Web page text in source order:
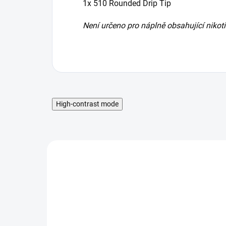
1x 510 Rounded Drip Tip
Není určeno pro náplně obsahující
High-contrast mode